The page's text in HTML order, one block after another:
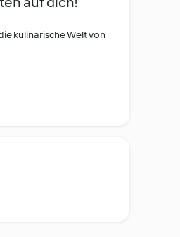
kulinarische Welt von